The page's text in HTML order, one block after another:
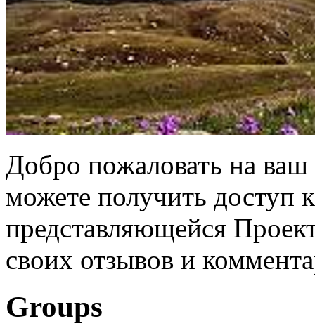
Добро пожаловать на
можете получить доступ
представляющейся
своих отзывов и
Groups